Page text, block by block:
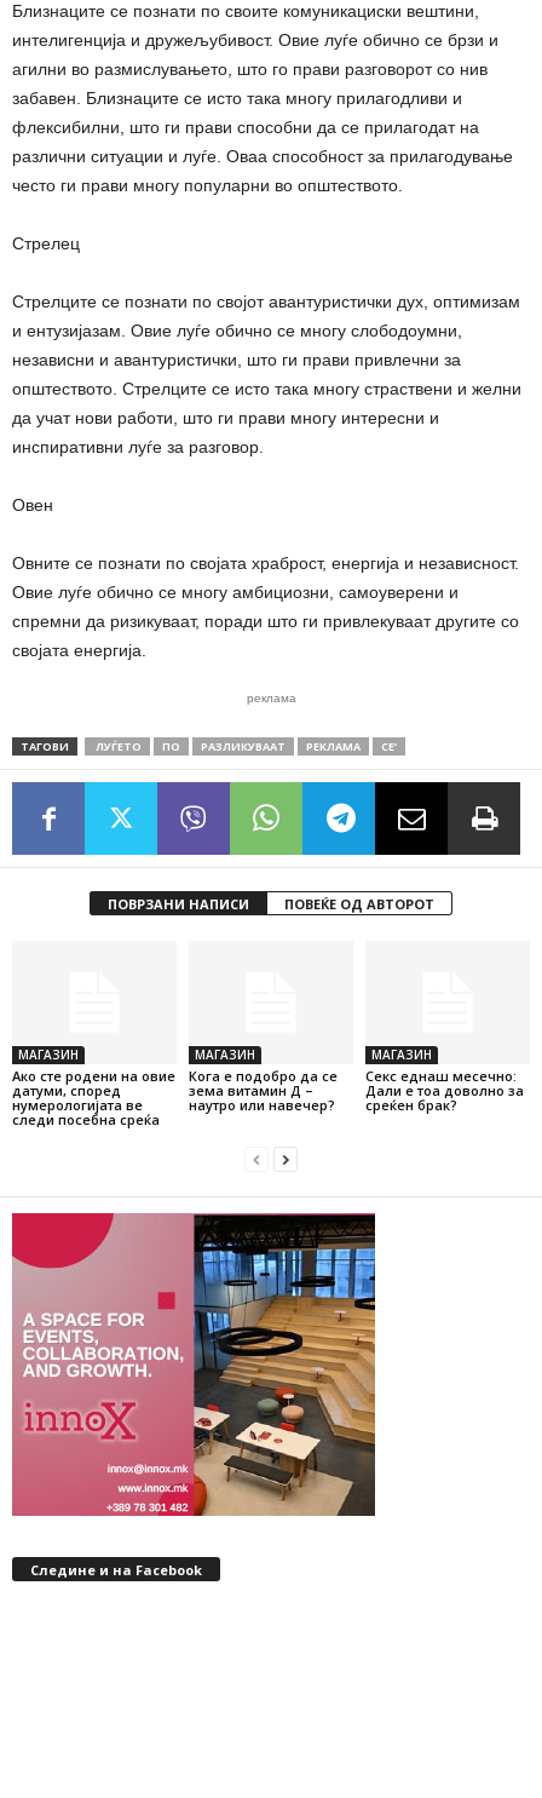
Близнаците се познати по своите комуникациски вештини,
интелигенција и дружељубивост. Овие луѓе обично се брзи и
агилни во размислувањето, што го прави разговорот со нив
забавен. Близнаците се исто така многу прилагодливи и
флексибилни, што ги прави способни да се прилагодат на
различни ситуации и луѓе. Оваа способност за прилагодување
често ги прави многу популарни во општеството.
Стрелец
Стрелците се познати по својот авантуристички дух, оптимизам
и ентузијазам. Овие луѓе обично се многу слободоумни,
независни и авантуристички, што ги прави привлечни за
општеството. Стрелците се исто така многу страствени и желни
да учат нови работи, што ги прави многу интересни и
инспиративни луѓе за разговор.
Овен
Овните се познати по својата храброст, енергија и независност.
Овие луѓе обично се многу амбициозни, самоуверени и
спремни да ризикуваат, поради што ги привлекуваат другите со
својата енергија.
реклама
ТАГОВИ ЛУЃЕТО ПО РАЗЛИКУВААТ РЕКЛАМА СЕ’
ПОВРЗАНИ НАПИСИ ПОВЕЌЕ ОД АВТОРОТ
МАГАЗИН
Ако сте родени на овие
датуми, според
нумерологијата ве
следи посебна среќа
МАГАЗИН
Кога е подобро да се
зема витамин Д –
наутро или навечер?
МАГАЗИН
Секс еднаш месечно:
Дали е тоа доволно за
среќен брак?
Следине и на Facebook